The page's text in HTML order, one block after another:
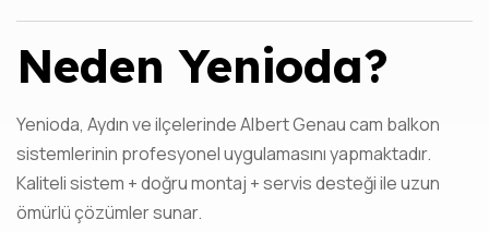
Neden Yenioda?
Yenioda, Aydın ve ilçelerinde Albert Genau cam balkon
sistemlerinin profesyonel uygulamasını yapmaktadır.
Kaliteli sistem + doğru montaj + servis desteği ile uzun
ömürlü çözümler sunar.